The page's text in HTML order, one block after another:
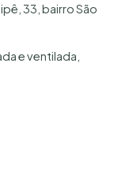
33, bairro São
e ventilada,